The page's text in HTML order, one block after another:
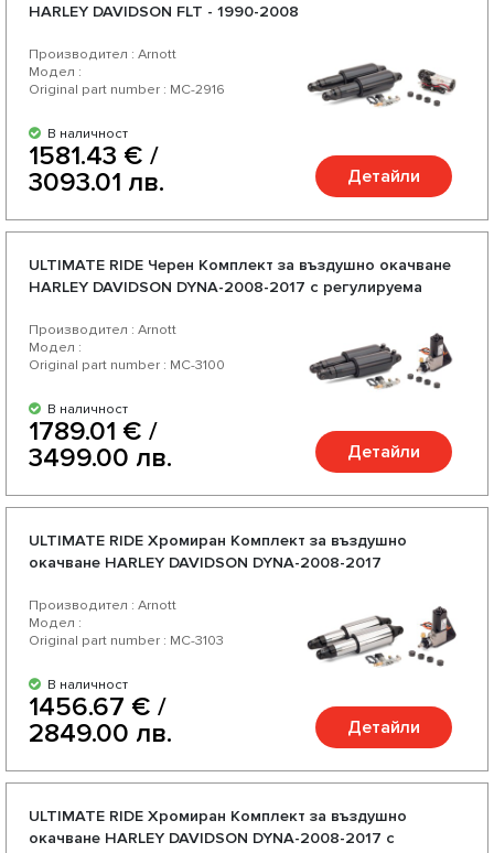
HARLEY DAVIDSON FLT - 1990-2008
Производител : Arnott
Модел :
Original part number : MC-2916
В наличност
1581.43 € /
3093.01 лв.
Детайли
ULTIMATE RIDE Черен Комплект за въздушно окачване
HARLEY DAVIDSON DYNA-2008-2017 с регулируема
Производител : Arnott
Модел :
Original part number : MC-3100
В наличност
1789.01 € /
3499.00 лв.
Детайли
ULTIMATE RIDE Хромиран Комплект за въздушно
окачване HARLEY DAVIDSON DYNA-2008-2017
Производител : Arnott
Модел :
Original part number : MC-3103
В наличност
1456.67 € /
2849.00 лв.
Детайли
ULTIMATE RIDE Хромиран Комплект за въздушно
окачване HARLEY DAVIDSON DYNA-2008-2017 с